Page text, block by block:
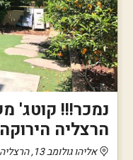
הרצליה הירוקה
אליהו גולומב 13, הרצליה, ישראל